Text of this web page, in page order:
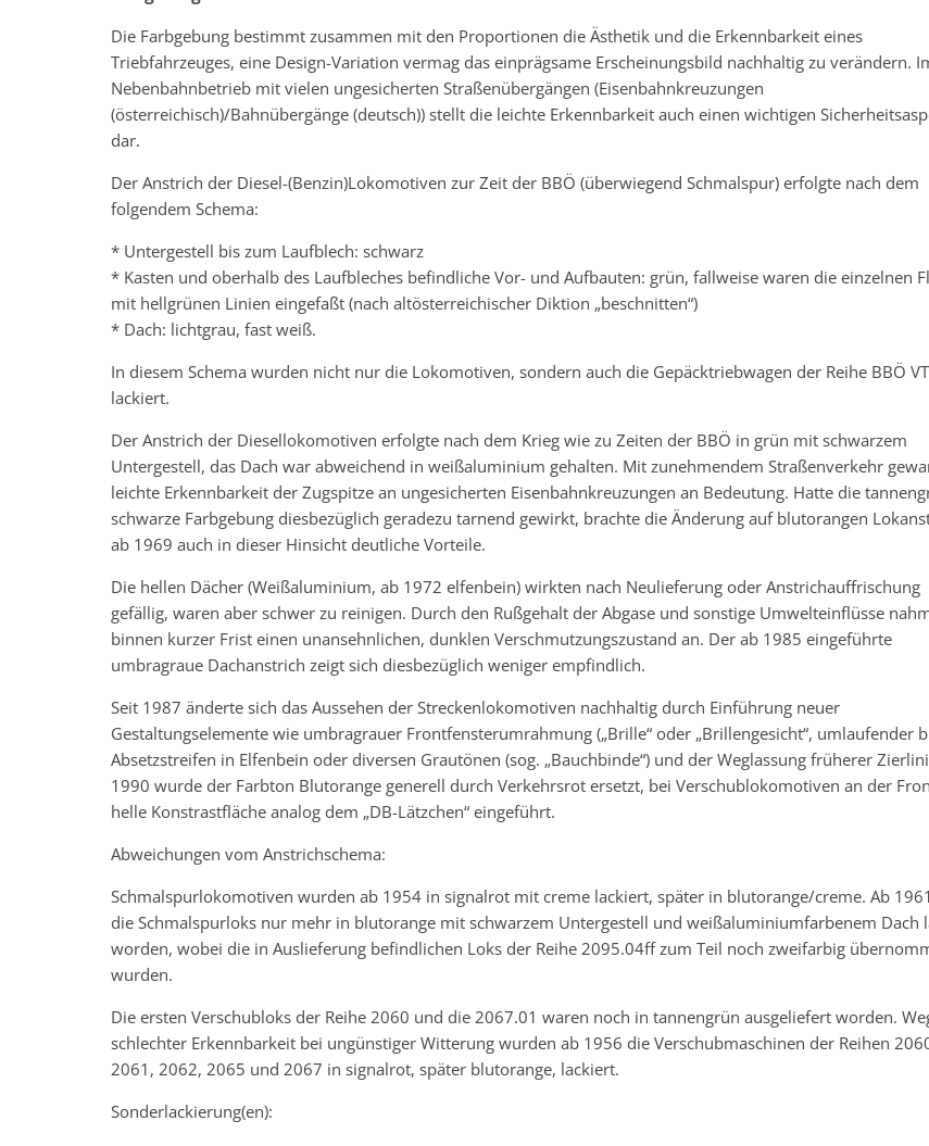
Die Farbgebung bestimmt zusammen mit den Proportionen die Ästhetik und die Erkennbarkeit eines
Triebfahrzeuges, eine Design-Variation vermag das einprägsame Erscheinungsbild nachhaltig zu verändern.
Nebenbahnbetrieb mit vielen ungesicherten Straßenübergängen (Eisenbahnkreuzungen
(österreichisch)/Bahnübergänge (deutsch)) stellt die leichte Erkennbarkeit auch einen wichtigen
dar.
Der Anstrich der Diesel-(Benzin)Lokomotiven zur Zeit der BBÖ (überwiegend Schmalspur) erfolgte nach dem
folgendem Schema:
* Untergestell bis zum Laufblech: schwarz
* Kasten und oberhalb des Laufbleches befindliche Vor- und Aufbauten: grün, fallweise waren die einzelnen
mit hellgrünen Linien eingefaßt (nach altösterreichischer Diktion „beschnitten“)
* Dach: lichtgrau, fast weiß.
In diesem Schema wurden nicht nur die Lokomotiven, sondern auch die Gepäcktriebwagen der Reihe BBÖ
lackiert.
Der Anstrich der Diesellokomotiven erfolgte nach dem Krieg wie zu Zeiten der BBÖ in grün mit schwarzem
Untergestell, das Dach war abweichend in weißaluminium gehalten. Mit zunehmendem Straßenverkehr
leichte Erkennbarkeit der Zugspitze an ungesicherten Eisenbahnkreuzungen an Bedeutung. Hatte die
schwarze Farbgebung diesbezüglich geradezu tarnend gewirkt, brachte die Änderung auf blutorangen
ab 1969 auch in dieser Hinsicht deutliche Vorteile.
Die hellen Dächer (Weißaluminium, ab 1972 elfenbein) wirkten nach Neulieferung oder Anstrichauffrischung
gefällig, waren aber schwer zu reinigen. Durch den Rußgehalt der Abgase und sonstige Umwelteinflüsse
binnen kurzer Frist einen unansehnlichen, dunklen Verschmutzungszustand an. Der ab 1985 eingeführte
umbragraue Dachanstrich zeigt sich diesbezüglich weniger empfindlich.
Seit 1987 änderte sich das Aussehen der Streckenlokomotiven nachhaltig durch Einführung neuer
Gestaltungselemente wie umbragrauer Frontfensterumrahmung („Brille“ oder „Brillengesicht“, umlaufender
Absetzstreifen in Elfenbein oder diversen Grautönen (sog. „Bauchbinde“) und der Weglassung früherer
1990 wurde der Farbton Blutorange generell durch Verkehrsrot ersetzt, bei Verschublokomotiven an der
helle Konstrastfläche analog dem „DB-Lätzchen“ eingeführt.
Abweichungen vom Anstrichschema:
Schmalspurlokomotiven wurden ab 1954 in signalrot mit creme lackiert, später in blutorange/creme. Ab
die Schmalspurloks nur mehr in blutorange mit schwarzem Untergestell und weißaluminiumfarbenem Dach
worden, wobei die in Auslieferung befindlichen Loks der Reihe 2095.04ff zum Teil noch zweifarbig
wurden.
Die ersten Verschubloks der Reihe 2060 und die 2067.01 waren noch in tannengrün ausgeliefert worden.
schlechter Erkennbarkeit bei ungünstiger Witterung wurden ab 1956 die Verschubmaschinen der Reihen
2061, 2062, 2065 und 2067 in signalrot, später blutorange, lackiert.
Sonderlackierung(en):